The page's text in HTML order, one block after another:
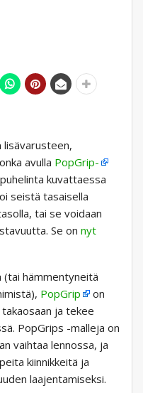
lisävarusteen,
avulla PopGrip-
kuvattaessa
seistä tasaisella
tai se voidaan
Se on nyt
hämmentyneitä
PopGrip
on
ja tekee
PopGrips -malleja on
vaihtaa lennossa, ja
kiinnikkeitä ja
laajentamiseksi.